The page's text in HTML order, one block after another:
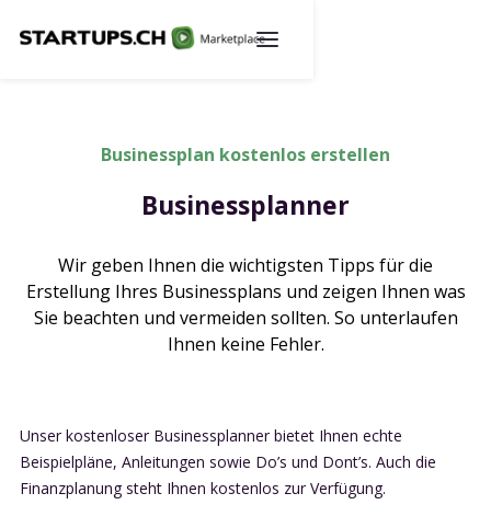
Businessplan kostenlos erstellen
Businessplanner
Wir geben Ihnen die wichtigsten Tipps für die
Erstellung Ihres Businessplans und zeigen Ihnen was
Sie beachten und vermeiden sollten. So unterlaufen
Ihnen keine Fehler.
Unser kostenloser Businessplanner bietet Ihnen echte
Beispielpläne, Anleitungen sowie Do’s und Dont’s. Auch die
Finanzplanung steht Ihnen kostenlos zur Verfügung.